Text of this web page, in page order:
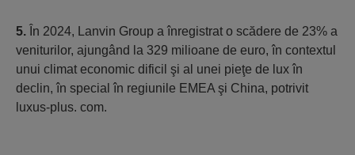
5. În 2024, Lanvin Group a înregistrat o scădere de 23% a
veniturilor, ajungând la 329 milioane de euro, în contextul
unui climat economic dificil şi al unei pieţe de lux în
declin, în special în regiunile EMEA şi China, potrivit
luxus-plus. com.